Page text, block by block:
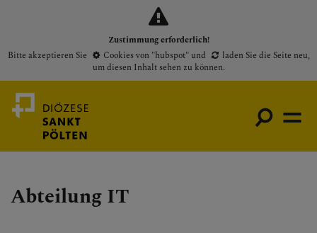
Zustimmung erforderlich!
Bitte akzeptieren Sie
Cookies von "hubspot"und laden Sie die Seite neu,
um diesen Inhalt sehen zu können.
Medienportal
Abteilung IT